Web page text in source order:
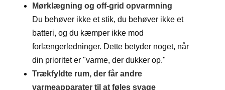
Mørklægning og off-grid opvarmning
Du behøver ikke et stik, du behøver ikke et
batteri, og du kæmper ikke mod
forlængerledninger. Dette betyder noget, når
din prioritet er "varme, der dukker op."
Trækfyldte rum, der får andre
varmeapparater til at føles svage